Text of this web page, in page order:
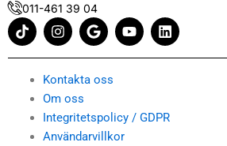
011-461 39 04
T
i
k
I
n
s
a
g
r
a
m
G
o
o
l
Y
o
u
L
i
n
n
Kontakta oss
Om oss
Integritetspolicy / GDPR
Användarvillkor